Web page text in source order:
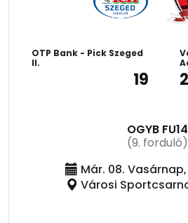
OTP Bank - Pick Szeged
II.
19
OGYB FU14
(9. forduló)
Már. 08. Vasárnap,
Városi